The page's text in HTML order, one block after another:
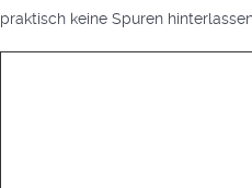
praktisch keine Spuren